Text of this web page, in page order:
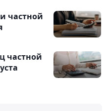
частной
частной